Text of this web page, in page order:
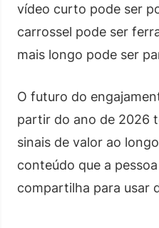
vídeo curto pode ser
carrossel pode ser
mais longo pode ser
O futuro do
partir do ano de 2026
sinais de valor ao
conteúdo que a
compartilha para usar